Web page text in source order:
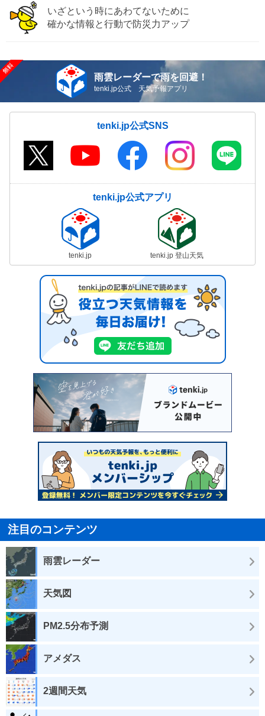
いざという時にあわてないために
確かな情報と行動で防災力アップ
雨雲レーダーで雨を回避！
tenki.jp公式 天気予報アプリ
tenki.jp公式SNS
tenki.jp公式アプリ
tenki.jp tenki.jp 登山天気
注目のコンテンツ
雨雲レーダー
天気図
PM2.5分布予測
アメダス
2週間天気